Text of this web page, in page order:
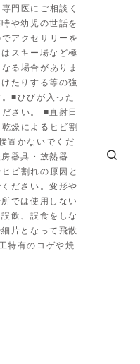
門医にご相談く
や幼児の世話を
アクセサリーを
スキー場など極
る場合がありま
たりする等の強
■ひびが入った
さい。 ■直射日
燥によるヒビ割
置かないでくだ
器具・放熱器
ビ割れの原因と
ださい。変形や
では使用しない
飲、誤食をしな
片となって飛散
特有のコゲや焼